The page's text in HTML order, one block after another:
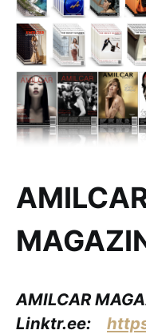
AMILCAR
Linktr.ee: